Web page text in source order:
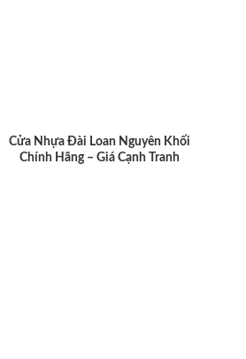
Cửa Nhựa Đài Loan Nguyên Khối
Chính Hãng – Giá Cạnh Tranh